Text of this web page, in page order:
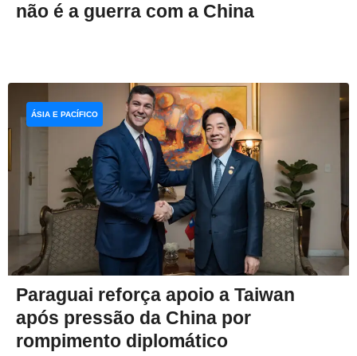
não é a guerra com a China
Paraguai reforça apoio a Taiwan
após pressão da China por
rompimento diplomático
ÁSIA E PACÍFICO